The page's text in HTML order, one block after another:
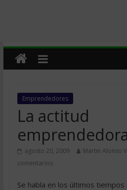
Emprendedores
La actitud
agosto 20, 2009 Martin Alonso
comentarios
Se habla en los últimos